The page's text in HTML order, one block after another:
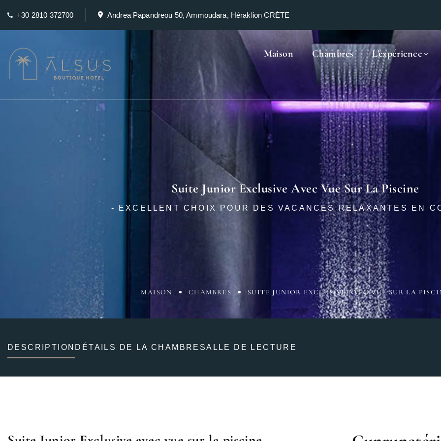
+30 2810 372700 Andrea Papandreou 50, Ammoudara, Héraklion CRÈTE
Maison Chambres L'expérience
Suite Junior Exclusive Avec Vue Sur La Piscine
- EXCELLENT CHOIX POUR DES VACANCES RELAXANTES EN
MAISON CHAMBRES SUITE JUNIOR EXCLUSIVE AVEC VUE SUR LA
DESCRIPTION DÉTAILS DE LA CHAMBRE SALLE DE LECTURE